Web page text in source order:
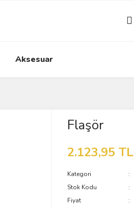
Aksesuar
Flaşör
2.123,95 TL
Kategori
Stok Kodu
Fiyat